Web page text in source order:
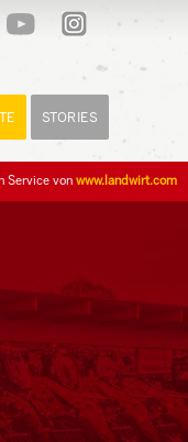
STORIES
Service von www.landwirt.com